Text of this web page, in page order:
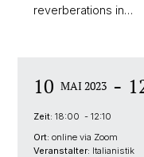
reverberations in…
10 MAI 2023 -
Zeit: 18:00 - 12:10
Ort: online via Zoom
Veranstalter: Italianistik